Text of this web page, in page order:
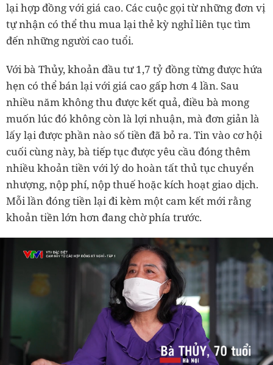
lại hợp đồng với giá cao. Các cuộc gọi từ những đơn vị
tự nhận có thể thu mua lại thẻ kỳ nghỉ liên tục tìm
đến những người cao tuổi.
Với bà Thủy, khoản đầu tư 1,7 tỷ đồng từng được hứa
hẹn có thể bán lại với giá cao gấp hơn 4 lần. Sau
nhiều năm không thu được kết quả, điều bà mong
muốn lúc đó không còn là lợi nhuận, mà đơn giản là
lấy lại được phần nào số tiền đã bỏ ra. Tin vào cơ hội
cuối cùng này, bà tiếp tục được yêu cầu đóng thêm
nhiều khoản tiền với lý do hoàn tất thủ tục chuyển
nhượng, nộp phí, nộp thuế hoặc kích hoạt giao dịch.
Mỗi lần đóng tiền lại đi kèm một cam kết mới rằng
khoản tiền lớn hơn đang chờ phía trước.